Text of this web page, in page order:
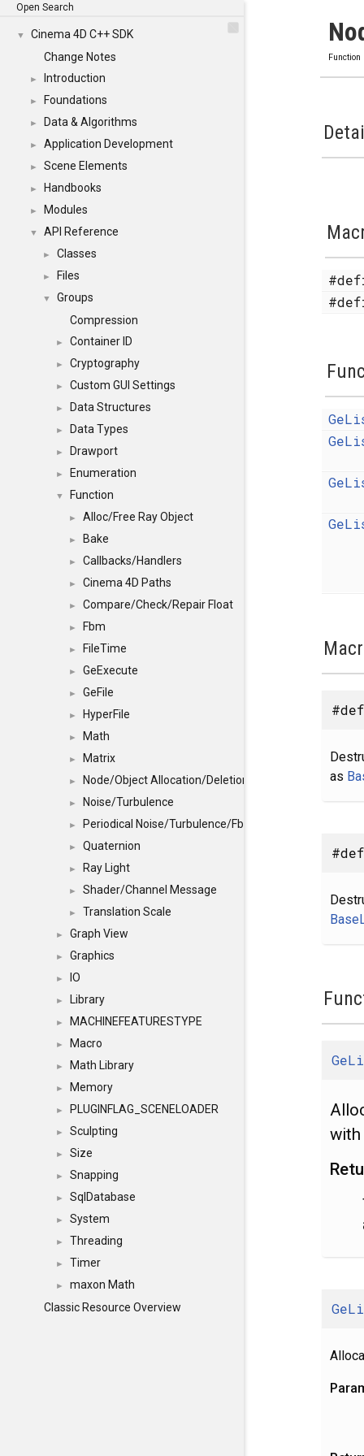
Open Search
▼
Cinema 4D C++ SDK
Change Notes
► Introduction
► Foundations
► Data & Algorithms
► Application Development
► Scene Elements
► Handbooks
► Modules
▼ API Reference
► Classes
► Files
▼
Groups
Compression
► Container ID
► Cryptography
► Custom GUI Settings
► Data Structures
► Data Types
► Drawport
► Enumeration
▼ Function
► Alloc/Free Ray Object
► Bake
► Callbacks/Handlers
► Cinema 4D Paths
► Compare/Check/Repair Float
► Fbm
► FileTime
► GeExecute
► GeFile
► HyperFile
► Math
► Matrix
► Node/Object Allocation/Deletion
► Noise/Turbulence
► Periodical Noise/Turbulence/Fbm
► Quaternion
► Ray Light
► Shader/Channel Message
► Translation Scale
► Graph View
► Graphics
► IO
► Library
► MACHINEFEATURESTYPE
► Macro
► Math Library
► Memory
► PLUGINFLAG_SCENELOADER
► Sculpting
► Size
► Snapping
► SqlDatabase
► System
► Threading
► Timer
►
maxon Math
Classic Resource Overview
Function
as